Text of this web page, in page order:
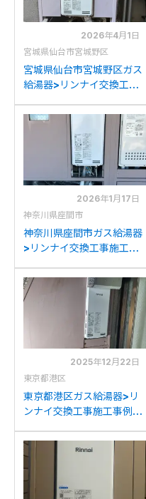
2026年4月1日
宮城県仙台市宮城野区
宮城県仙台市宮城野区ガス
給湯器>リンナイ交換工事
VS2000SAW-1からリン
SA2005SAW(A)への交換
2026年1月17日
神奈川県座間市
神奈川県座間市ガス給湯器
>リンナイ交換工事施工事
2053(S)AWXからリンナ
イRUF-SA2005SAW(A)
2025年12月22日
東京都港区
東京都港区ガス給湯器>リ
ンナイ交換工事施工事例：
2053(S)AWXからリンナ
イRUF-SA2005SAW(A)
への交換